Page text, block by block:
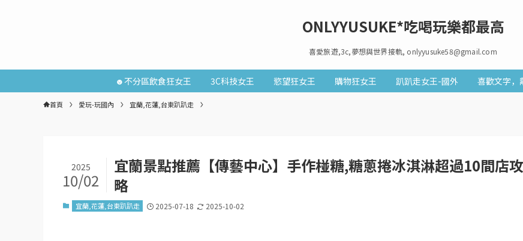
ONLYYUSUKE*吃喝玩樂都最高
喜愛旅遊,3c,夢想與世界接軌, onlyyusuke58@gmail.com
☻不分區飲食狂女王 3C科技女王 慾望狂女王 購物狂女王 趴趴走女王-國外 喜歡文字，
首頁 愛玩-玩國內 宜蘭,花蓮,台東趴趴走
宜蘭景點推薦【傳藝中心】手作椪糖,糖蔥捲冰淇淋超過10間店攻
略
2025
10/02
宜蘭,花蓮,台東趴趴走 2025-07-18 2025-10-02